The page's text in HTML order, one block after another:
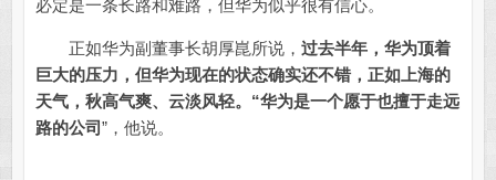
必定是一条长路和难路，但华为似乎很有信心。
正如华为副董事长胡厚崑所说， 过去半年，华为顶着
巨大的压力，但华为现在的状态确实还不错，正如上海的
天气，秋高气爽、云淡风轻。 “华为是一个愿于也擅于走远
路的公司”，他说。